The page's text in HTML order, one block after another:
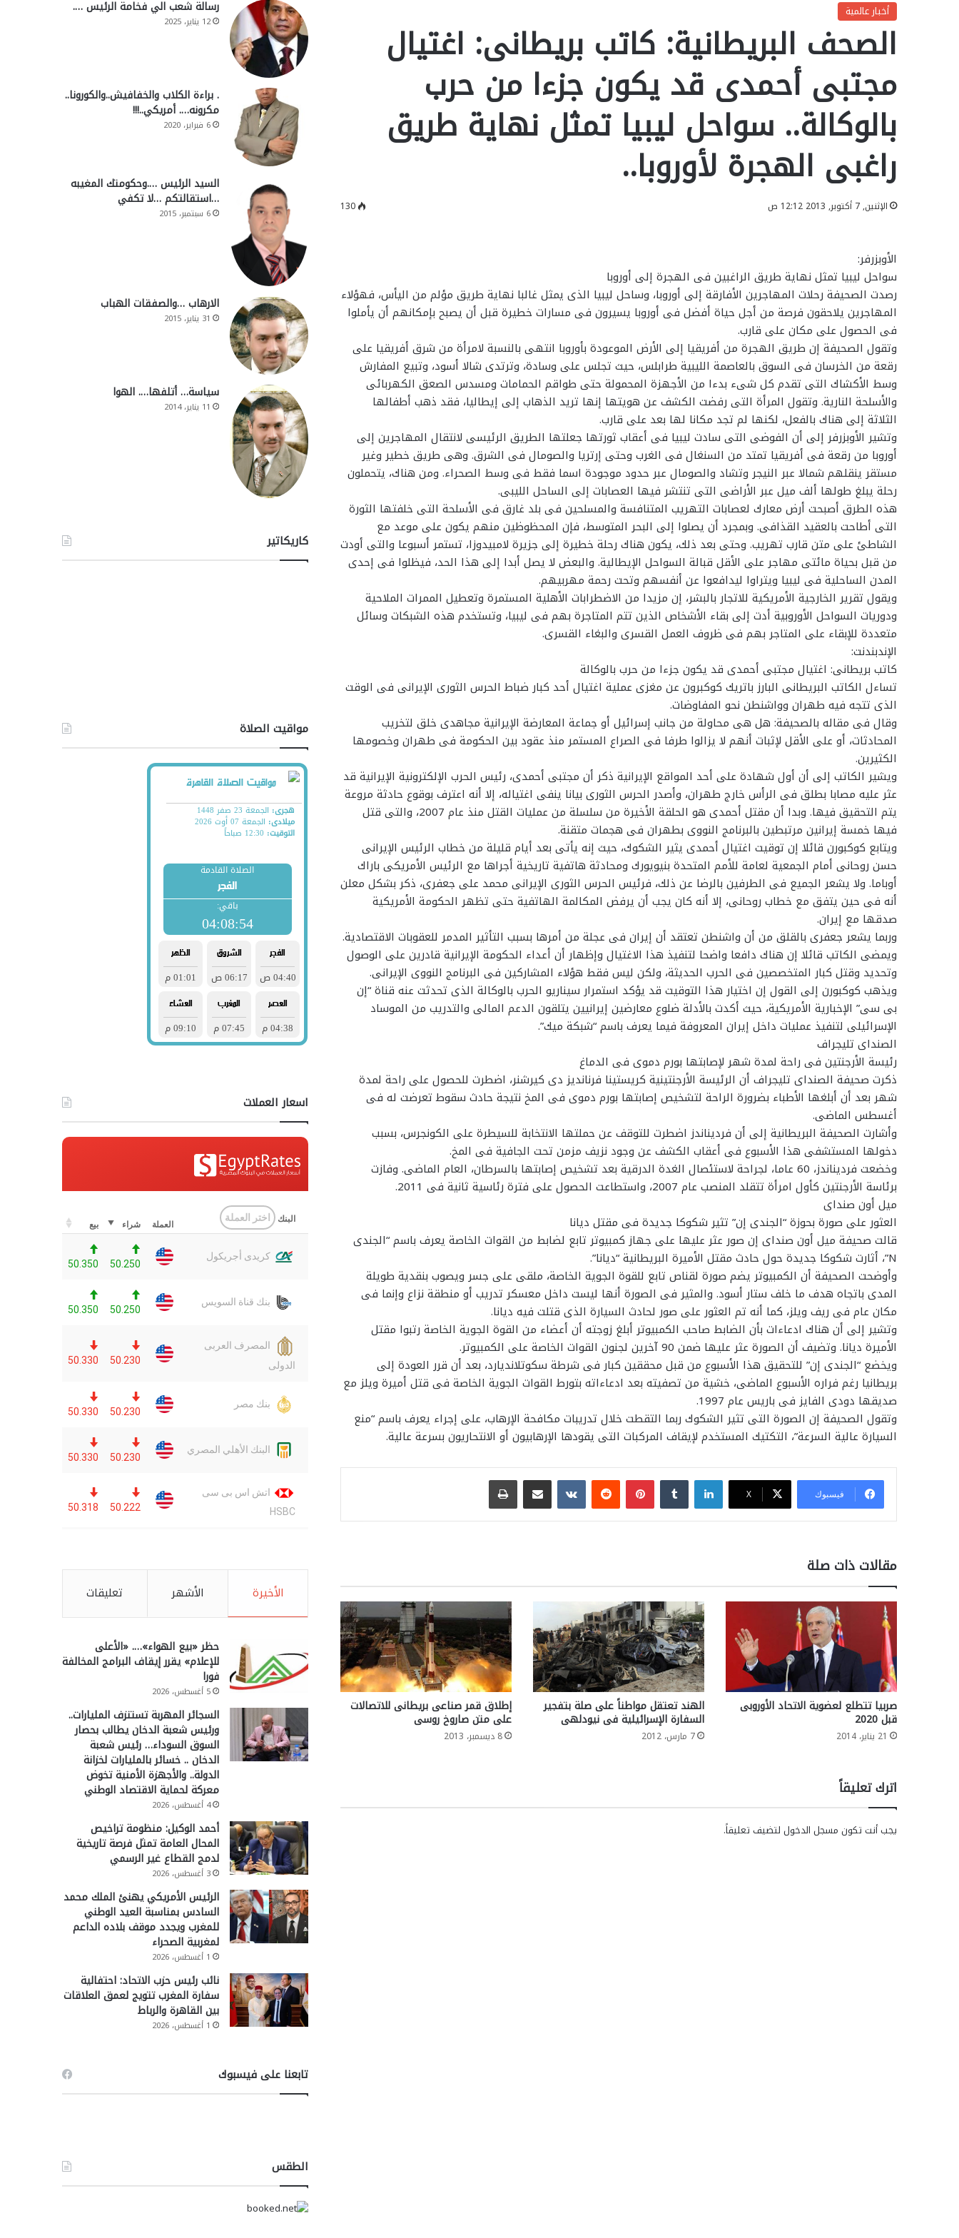
أخبار عالمية
الصحف البريطانية: كاتب بريطانى: اغتيال
مجتبى أحمدى قد يكون جزءا من حرب
بالوكالة.. سواحل ليبيا تمثل نهاية طريق
راغبى الهجرة لأوروبا..
الإثنين, 7 أكتوبر, 2013 12:12 ص 130
الأوبزرفر:
سواحل ليبيا تمثل نهاية طريق الراغبين فى الهجرة إلى أوروبا
رصدت الصحيفة رحلات المهاجرين الأفارقة إلى أوروبا، وساحل ليبيا الذى يمثل غالبا نهاية طريق مؤلم من اليأس، فهؤلاء
المهاجرين يلاحقون فرصة من أجل حياة أفضل فى أوروبا يسيرون فى مسارات خطيرة قبل أن يصبح بإمكانهم أن يأملوا
فى الحصول على مكان على قارب.
وتقول الصحيفة إن طريق الهجرة من أفريقيا إلى الأرض الموعودة بأوروبا انتهى بالنسبة لامرأة من شرق أفريقيا على
رقعة من الخرسان فى السوق بالعاصمة الليبية طرابلس، حيث تجلس على وسادة، وترتدى شالا أسود، وتبيع المفارش
وسط الأكشاك التى تقدم كل شىء بدءا من الأجهزة المحمولة حتى طواقم الحمامات ومسدس الصعق الكهربائى
والأسلحة النارية. وتقول المرأة التى رفضت الكشف عن هويتها إنها تريد الذهاب إلى إيطاليا، فقد ذهب أطفالها
الثلاثة إلى هناك بالفعل، لكنها لم تجد مكانا لها بعد على قارب.
وتشير الأوبزرفر إلى أن الفوضى التى سادت ليبيا فى أعقاب ثورتها جعلتها الطريق الرئيسى لانتقال المهاجرين إلى
أوروبا من رقعة فى أفريقيا تمتد من السنغال فى الغرب وحتى إرتريا والصومال فى الشرق. وهى طريق خطير وغير
مستقر ينقلهم شمالا عبر النيجر وتشاد والصومال عبر حدود موجودة اسما فقط فى وسط الصحراء. ومن هناك، يتحملون
رحلة يبلغ طولها ألف ميل عبر الأراضى التى تنتشر فيها العصابات إلى الساحل الليبى.
هذه الطرق أصبحت أرض معارك لعصابات التهريب المتنافسة والمسلحين فى بلد غارق فى الأسلحة التى خلفتها الثورة
التى أطاحت بالعقيد القذافى. وبمجرد أن يصلوا إلى البحر المتوسط، فإن المحظوظين منهم يكون على موعد مع
الشاطئ على متن قارب تهريب. وحتى بعد ذلك، يكون هناك رحلة خطيرة إلى جزيرة لامبيدوزا، تستمر أسبوعا والتى أودت
من قبل بحياة مائتى مهاجر على الأقل قبالة السواحل الإيطالية. والبعض لا يصل أبدا إلى هذا الحد، فيظلوا فى إحدى
المدن الساحلية فى ليبيا ويتراوا ليدافعوا عن أنفسهم وتحت رحمة مهربيهم.
ويقول تقرير الخارجية الأمريكية للاتجار بالبشر، إن مزيدا من الاضطرابات الأهلية المستمرة وتعطيل الممرات الملاحية
ودوريات السواحل الأوروبية أدت إلى بقاء الأشخاص الذين تتم المتاجرة بهم فى ليبيا، وتستخدم هذه الشبكات وسائل
متعددة للإبقاء على المتاجر بهم فى ظروف العمل القسرى والبغاء القسرى.
الإندبندنت:
كاتب بريطانى: اغتيال مجتبى أحمدى قد يكون جزءا من حرب بالوكالة
تساءل الكاتب البريطانى البارز باتريك كوكبرون عن مغزى عملية اغتيال أحد كبار ضباط الحرس الثورى الإيرانى فى الوقت
الذى تتجه فيه طهران وواشنطن نحو المفاوضات.
وقال فى مقاله بالصحيفة: هل هى محاولة من جانب إسرائيل أو جماعة المعارضة الإيرانية مجاهدى خلق لتخريب
المحادثات، أو على الأقل لإثبات أنهم لا يزالوا طرفا فى الصراع المستمر منذ عقود بين الحكومة فى طهران وخصومها
الكثيرين.
ويشير الكاتب إلى أن أول شهادة على أحد المواقع الإيرانية ذكر أن مجتبى أحمدى، رئيس الحرب الإلكترونية الإيرانية قد
عثر عليه مصابا بطلق فى الرأس خارج طهران، وأصدر الحرس الثورى بيانا ينفى اغتياله، إلا أنه اعترف بوقوع حادثة مروعة
يتم التحقيق فيها. وبدا أن مقتل أحمدى هو الحلقة الأخيرة من سلسلة من عمليات القتل منذ عام 2007، والتى قتل
فيها خمسة إيرانين مرتبطين بالبرنامج النووى بطهران فى هجمات متقنة.
ويتابع كوكبورن قائلا إن توقيت اغتيال أحمدى يثير الشكوك، حيث إنه يأتى بعد أيام قليلة من خطاب الرئيس الإيرانى
حسن روحانى أمام الجمعية لعامة للأمم المتحدة بنيويورك ومحادثة هاتفية تاريخية أجراها مع الرئيس الأمريكى باراك
أوباما. ولا يشعر الجميع فى الطرفين بالرضا عن ذلك، فرئيس الحرس الثورى الإيرانى محمد على جعفرى، ذكر بشكل معلن
أنه فى حين يتفق مع خطاب روحانى، إلا أنه كان يجب أن يرفض المكالمة الهاتفية حتى تظهر الحكومة الأمريكية
صدقها مع إيران.
وربما يشعر جعفرى بالقلق من أن واشنطن تعتقد أن إيران فى عجلة من أمرها بسبب التأثير المدمر للعقوبات الاقتصادية.
ويمضى الكاتب قائلا إن هناك دافعا واضحا لتنفيذ هذا الاغتيال وإظهار أن أعداء الحكومة الإيرانية قادرين على الوصول
وتحديد وقتل كبار المتخصصين فى الحرب الحديثة، ولكن ليس فقط هؤلاء المشاركين فى البرنامج النووى الإيرانى.
ويذهب كوكبورن إلى القول إن اختيار هذا التوقيت قد يؤكد استمرار سيناريو الحرب بالوكالة الذى تحدثت عنه قناة “إن
بى سى” الإخبارية الأمريكية، حيث أكدت بالأدلة ضلوع معارضين إيرانيين يتلقون الدعم المالى والتدريب من الموساد
الإسرائيلى لتنفيذ عمليات داخل إيران المعروفة فيما يعرف باسم “شبكة ميك”.
الصنداى تليجراف
رئيسة الأرجنتين فى راحة لمدة شهر لإصابتها بورم دموى فى الدماغ
ذكرت صحيفة الصنداى تليجراف أن الرئيسة الأرجنتينية كريستينا فرنانديز دى كيرشنر، اضطرت للحصول على راحة لمدة
شهر بعد أن أبلغها الأطباء بضرورة الراحة لتشخيص إصابتها بورم دموى فى المخ نتيجة حادث سقوط تعرضت له فى
أغسطس الماضى.
وأشارت الصحيفة البريطانية إلى أن فرديناندز اضطرت للتوقف عن حملتها الانتخابة للسيطرة على الكونجرس، بسبب
دخولها المستشفى هذا الأسبوع فى أعقاب الكشف عن وجود نزيف مزمن تحت الجافية فى المخ.
وخضعت فرديناندز، 60 عاما، لجراحة لاستئصال الغدة الدرقية بعد تشخيص إصابتها بالسرطان، العام الماضى. وفازت
برئاسة الأرجنتين كأول امرأة تتقلد المنصب عام 2007، واستطاعت الحصول على فترة رئاسية ثانية فى 2011.
ميل أون صنداى
العثور على صورة بحوزة “الجندى إن” تثير شكوكا جديدة فى مقتل ديانا
قالت صحيفة ميل أون صنداى إن صور عثر عليها على جهاز كمبيوتر تابع لضابط من القوات الخاصة يعرف باسم “الجندى
N”، أثارت شكوكا جديدة حول حادث مقتل الأميرة البريطانية “ديانا”.
وأوضحت الصحيفة أن الكمبيوتر يضم صورة لقناص تابع للقوة الجوية الخاصة، ملقى على جسر ويصوب بنقدية طويلة
المدى باتجاه هدف ما خلف ستار أسود. والمثير فى الصورة أنها ليست داخل معسكر تدريب أو منطقة نزاع وإنما فى
مكان عام فى ريف ويلز، كما أنه تم العثور على صور لحادث السيارة الذى قتلت فيه ديانا.
وتشير إلى أن هناك ادعاءات بأن الضابط صاحب الكمبيوتر أبلغ زوجته أن أعضاء من القوة الجوية الخاصة رتبوا مقتل
الأميرة ديانا. وتضيف أن الصورة عثر عليها ضمن 90 آخرين لجنون القوات الخاصة على الكمبيوتر.
ويخضع “الجندى إن” للتحقيق هذا الأسبوع من قبل محققين كبار فى شرطة سكوتلانديارد، بعد أن قرر العودة إلى
بريطانيا رغم فراره الأسبوع الماضى، خشية من تصفيته بعد ادعاءاته بتورط القوات الجوية الخاصة فى قتل أميرة ويلز مع
صديقها دودى الفايز فى باريس عام 1997.
وتقول الصحيفة إن الصورة التى تثير الشكوك ربما التقطت خلال تدريبات مكافحة الإرهاب، على إجراء يعرف باسم “منع
السيارة عالية السرعة”، التكتيك المستخدم لإيقاف المركبات التى يقودها الإرهابيون أو الانتحاريون بسرعة عالية.
فيسبوك ‫X
لينكدإن بينتيريست مشاركة عبر البريد طباعة
مقالات ذات صلة
صربيا تتطلع لعضوية الاتحاد الأوروبى
قبل 2020
21 يناير، 2014
الهند تعتقل مواطناً على صلة بتفجير
السفارة الإسرائيلية فى نيودلهى
7 مارس، 2012
إطلاق قمر صناعى بريطانى للاتصالات
على متن صاروخ روسى
8 ديسمبر، 2013
اترك تعليقاً
يجب أنت تكون مسجل الدخول لتضيف تعليقاً.
رسالة شعب الي فخامة الرئيس ….
12 يناير، 2025
. براءة الكلاب والخفافيش..والكورونا..
مكرونه…. أمريكي..!!!
6 فبراير، 2020
السيد الرئيس ….وحكومتك المغيبه
…استقالتكم …لا تكفي
6 سبتمبر، 2015
الارهاب …والصفقات الهباب
31 يناير، 2015
سياسة… أتلفها…. الهوا
11 يناير، 2014
كاريكاتير
مواقيت الصلاة
اسعار العملات
الأخيرة الأشهر تعليقات
حظر «بيع الهواء»…. «الأعلى
للإعلام» يقرر إيقاف البرامج المخالفة
فورا
5 أغسطس، 2026
السجائر المهربة تستنزف المليارات..
ورئيس شعبة الدخان يطالب بحصار
السوق السوداء… رئيس شعبة
الدخان .. خسائر بالمليارات لخزانة
الدولة.. والأجهزة الأمنية تخوض
معركة لحماية الاقتصاد الوطني
4 أغسطس، 2026
أحمد الوكيل: منظومة تراخيص
المحال العامة تمثل فرصة تاريخية
لدمج القطاع غير الرسمي
3 أغسطس، 2026
الرئيس الأمريكي يهنئ الملك محمد
السادس بمناسبة العيد الوطني
للمغرب ويجدد موقف بلاده الداعم
لمغربية الصحراء
1 أغسطس، 2026
نائب رئيس حزب الاتحاد: احتفالية
سفارة المغرب تتويج لعمق العلاقات
بين القاهرة والرباط
1 أغسطس، 2026
تابعنا على فيسبوك
الطقس